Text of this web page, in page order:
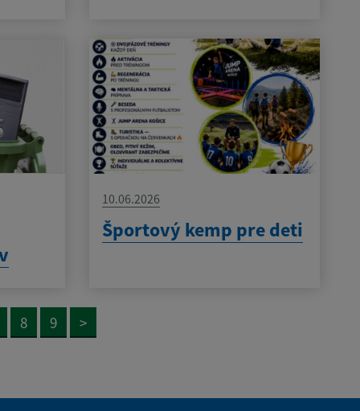
10.06.2026
Športový kemp pre deti
8 9 >